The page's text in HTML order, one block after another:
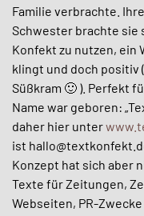
Familie verbrachte.
Schwester brachte sie
Konfekt zu nutzen, ein
klingt und doch positiv
Süßkram 🙂 ). Perfekt
Name war geboren:
daher hier unter
ist
Konzept hat sich aber
Texte für Zeitungen,
Webseiten, PR-